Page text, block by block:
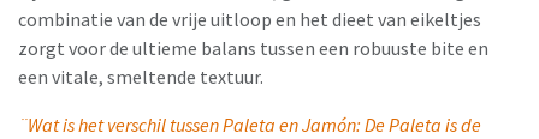
combinatie van de vrije uitloop en het dieet van eikeltjes
zorgt voor de ultieme balans tussen een robuuste bite en
een vitale, smeltende textuur.
¨Wat is het verschil tussen Paleta en Jamón: De Paleta is de